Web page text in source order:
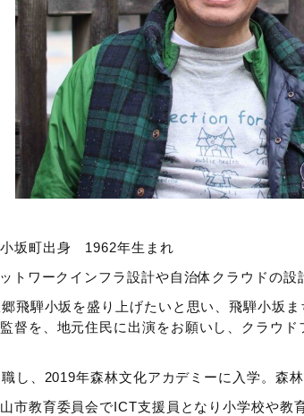
坂町出身 1962年生まれ
トワークインフラ設計や自治体クラウドの設
飛騨小坂を盛り上げたいと思い、飛騨小坂
督を、地元住民に出演をお願いし、クラウド
し、2019年森林文化アカデミーに入学。森林
市教育委員会でICT支援員となり小学校や教